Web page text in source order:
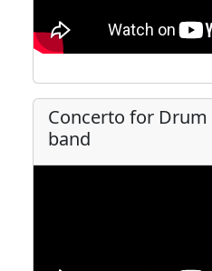
Concerto for
band